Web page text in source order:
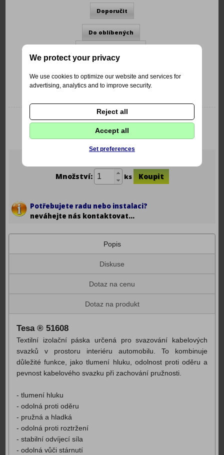
Výrobce:
Tesa
Dostupnost:
skladem - ihned k odběru
Krátký popis
Textilní izolační páska izolační páska TESA, 25m / 19mm - 1ks
Výrobce: Tesa
Množství: ks
Potřebujete radu nebo instalaci?
neváhejte nás kontaktovat...
Popis
Diskuse
Dotaz na cenu
Dotaz na produkt
Tesa ® 51608
Textilní izolační páska určená pro svazování kabelových
svazků v prostoru interiéru automobilu. To kombinuje
důležité funkce, jako tlumení hluku, odolnost proti oděru a
pevnost kabelového svazku při zachování pružnosti.
- tlumení hluku
- odolná proti oděru
- pružná a hladká
- odolná proti roztržení
- stabilní odvíjecí síla
- odolná vůči stárnutí
We protect your privacy
We use cookies to optimize our website and services for
advertising, analytics and to improve security.
Reject all
Accept all
Set preferences